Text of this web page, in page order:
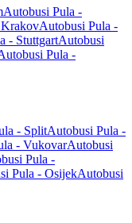
Autobusi Pula -
Autobusi Pula -
- StuttgartAutobusi
Pula -
- SplitAutobusi Pula -
- VukovarAutobusi
Pula -
Pula - OsijekAutobusi